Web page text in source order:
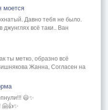
моется
Давно тебя не было.
джунглях всё таки.. Ван
ты метко, образно всё
Жанна, Согласен на
😃✨